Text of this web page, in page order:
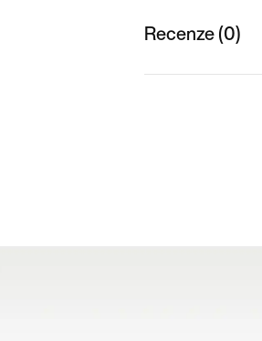
Recenze (0)